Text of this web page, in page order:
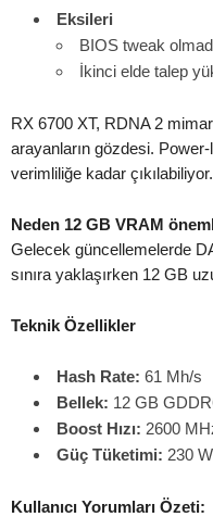
Eksileri
BIOS tweak
İkinci elde talep
RX 6700 XT, RDNA 2
arayanların gözdesi.
verimliliğe kadar çıkılabiliyor.
Neden 12 GB VRAM
Gelecek güncellemelerde
sınıra yaklaşırken 12 GB
Teknik Özellikler
Hash Rate: 61 Mh/s
Bellek: 12 GB
Boost Hızı: 2600
Güç Tüketimi: 230 W
Kullanıcı Yorumları Özeti: